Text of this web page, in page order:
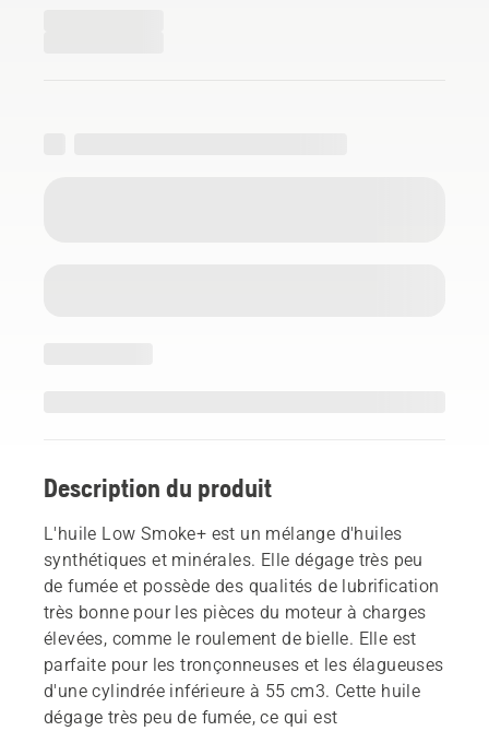
Description du produit
L'huile Low Smoke+ est un mélange d'huiles
synthétiques et minérales. Elle dégage très peu
de fumée et possède des qualités de lubrification
très bonne pour les pièces du moteur à charges
élevées, comme le roulement de bielle. Elle est
parfaite pour les tronçonneuses et les élagueuses
d'une cylindrée inférieure à 55 cm3. Cette huile
dégage très peu de fumée, ce qui est